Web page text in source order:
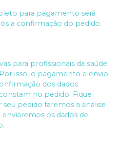
para pagamento será
a confirmação do pedido.
para profissionais da saúde
isso, o pagamento e envio
dos dados
no pedido. Fique
pedido faremos a análise
os dados de